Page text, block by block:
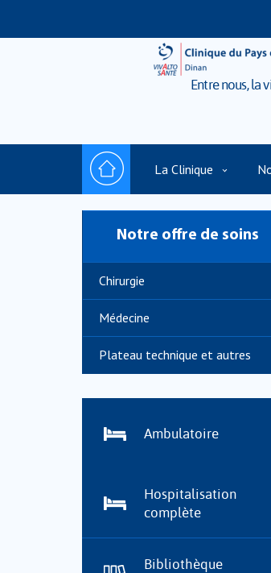
Entre nous, la
La Clinique
Notre offre de soins
Chirurgie
Médecine
Plateau technique et autres
Ambulatoire
Hospitalisation
complète
Bibliothèque